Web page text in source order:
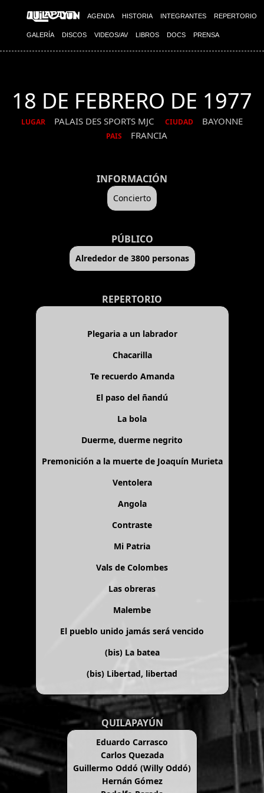
AGENDA HISTORIA INTEGRANTES REPERTORIO
GALERÍA DISCOS VIDEOS/AV LIBROS DOCS PRENSA
18 DE FEBRERO DE 1977
LUGAR PALAIS DES SPORTS MJC CIUDAD BAYONNE
PAIS FRANCIA
INFORMACIÓN
Concierto
PÚBLICO
Alrededor de 3800 personas
REPERTORIO
Plegaria a un labrador
Chacarilla
Te recuerdo Amanda
El paso del ñandú
La bola
Duerme, duerme negrito
Premonición a la muerte de Joaquín Murieta
Ventolera
Angola
Contraste
Mi Patria
Vals de Colombes
Las obreras
Malembe
El pueblo unido jamás será vencido
(bis) La batea
(bis) Libertad, libertad
QUILAPAYÚN
Eduardo Carrasco
Carlos Quezada
Guillermo Oddó (Willy Oddó)
Hernán Gómez